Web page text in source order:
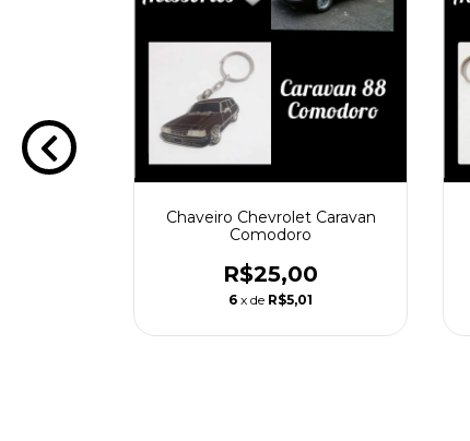
Chaveiro Chevrolet Caravan
Comodoro
R$25,00
6 x de R$5,01